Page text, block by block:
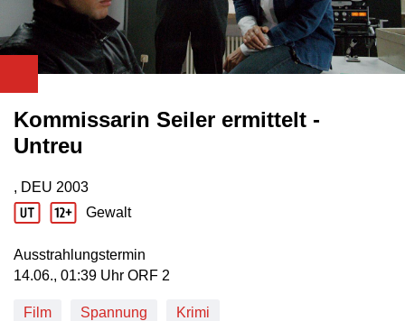
Kommissarin Seiler ermittelt -
Untreu
Produktionsland: DEU
, DEU
Produktionsjahr: 2003
2003
Jugendschutz Beschreibung: Gewalt
Gewalt
Ausstrahlungstermin
14. Juni, 01:39 Uhr in ORF 2
14.06., 01:39 Uhr ORF 2
Film Spannung Krimi